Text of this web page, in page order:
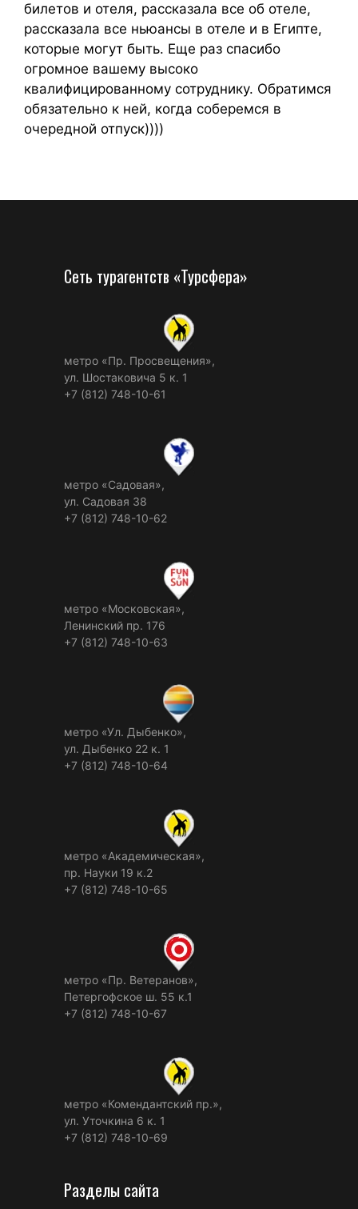
билетов и отеля, рассказала все об отеле,
рассказала все ньюансы в отеле и в Египте,
которые могут быть. Еще раз спасибо
огромное вашему высоко
квалифицированному сотруднику. Обратимся
обязательно к ней, когда соберемся в
очередной отпуск))))
Сеть турагентств «Турсфера»
метро «Пр. Просвещения»,
ул. Шостаковича 5 к. 1
+7 (812) 748-10-61
метро «Садовая»,
ул. Садовая 38
+7 (812) 748-10-62
метро «Московская»,
Ленинский пр. 176
+7 (812) 748-10-63
метро «Ул. Дыбенко»,
ул. Дыбенко 22 к. 1
+7 (812) 748-10-64
метро «Академическая»,
пр. Науки 19 к.2
+7 (812) 748-10-65
метро «Пр. Ветеранов»,
Петергофское ш. 55 к.1
+7 (812) 748-10-67
метро «Комендантский пр.»,
ул. Уточкина 6 к. 1
+7 (812) 748-10-69
Разделы сайта